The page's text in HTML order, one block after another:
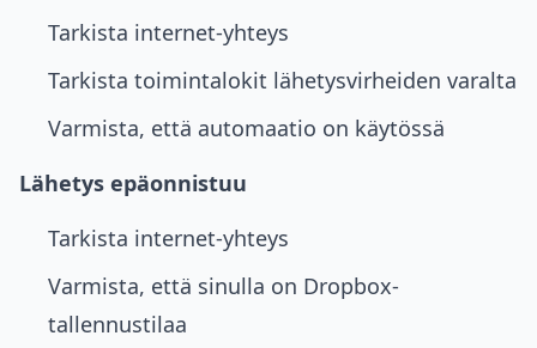
Tarkista internet-yhteys
Tarkista toimintalokit lähetysvirheiden varalta
Varmista, että automaatio on käytössä
Lähetys epäonnistuu
Tarkista internet-yhteys
Varmista, että sinulla on Dropbox-
tallennustilaa